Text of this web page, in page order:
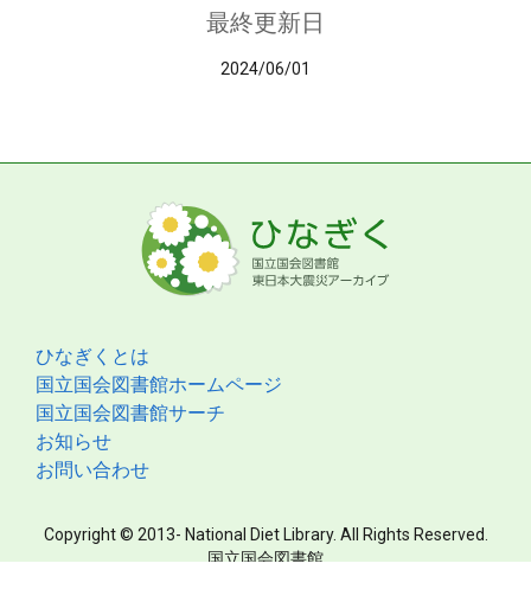
最終更新日
2024/06/01
ひなぎくとは
国立国会図書館ホームページ
国立国会図書館サーチ
お知らせ
お問い合わせ
Copyright © 2013- National Diet Library. All Rights Reserved.